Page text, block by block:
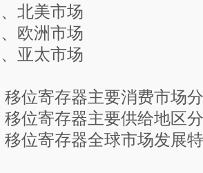
市场
市场
市场
寄存器主要消费市场
寄存器主要供给地区
寄存器全球市场发展特